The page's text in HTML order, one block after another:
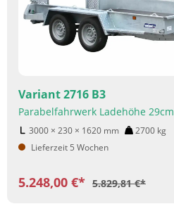
Variant 2716 B3
Parabelfahrwerk Ladehöhe 29cm
3000 × 230 × 1620 mm 2700 kg
Lieferzeit 5 Wochen
5.248,00 €* 5.829,81 €*